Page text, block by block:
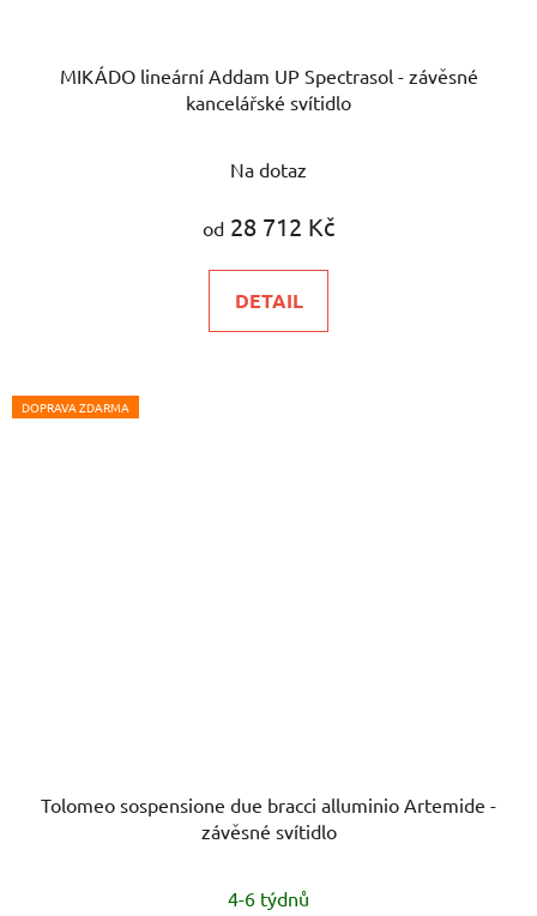
MIKÁDO lineární Addam UP Spectrasol - závěsné
kancelářské svítidlo
Na dotaz
od 28 712 Kč
DETAIL
DOPRAVA ZDARMA
Tolomeo sospensione due bracci alluminio Artemide -
závěsné svítidlo
4-6 týdnů